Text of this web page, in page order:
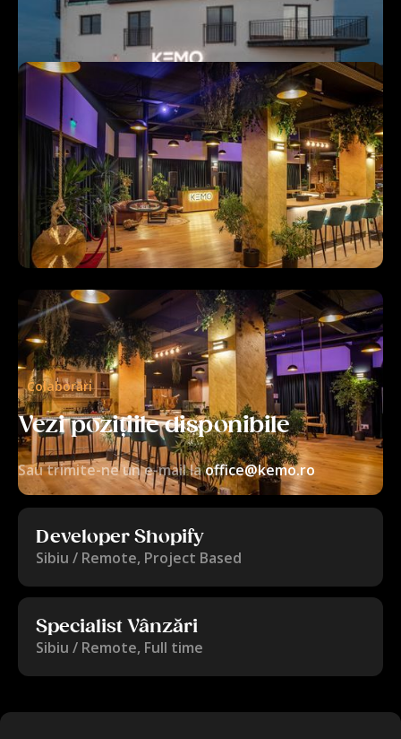
Colaborări
Vezi pozițiile disponibile
Sau trimite-ne un e-mail laoffice@kemo.ro
Developer Shopify
Sibiu / Remote, Project Based
Specialist Vânzări
Sibiu / Remote, Full time